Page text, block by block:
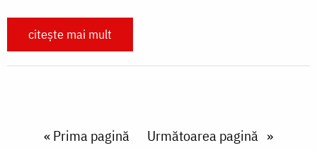
citește mai mult
PaginareFirst page
« Prima pagină Next page
Următoarea pagină